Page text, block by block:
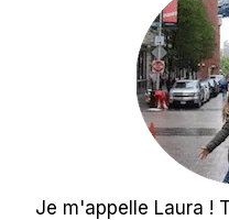
Je m'appelle Laura !